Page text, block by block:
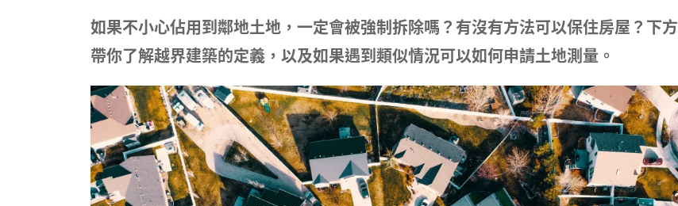
如果不小心佔用到鄰地土地，一定會被強制拆除嗎？有沒有方法可以保住房屋？下方
帶你了解越界建築的定義，以及如果遇到類似情況可以如何申請土地測量。